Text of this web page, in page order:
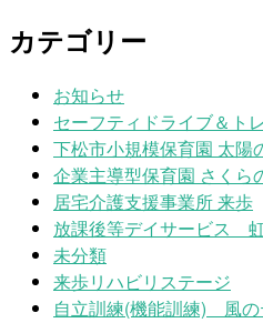
カテゴリー
お知らせ
セーフティドライブ＆ト
下松市小規模保育園 太陽
企業主導型保育園 さくら
居宅介護支援事業所 来歩
放課後等デイサービス
未分類
来歩リハビリステージ
自立訓練(機能訓練) 風の